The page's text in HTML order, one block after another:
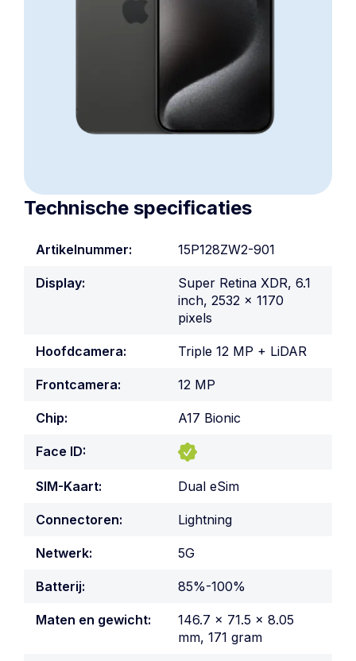
Technische specificaties
Artikelnummer: 15P128ZW2-901
Display:
Super Retina XDR, 6.1
inch, 2532 x 1170
pixels
Hoofdcamera: Triple 12 MP + LiDAR
Frontcamera: 12 MP
Chip: A17 Bionic
Face ID:
SIM-Kaart: Dual eSim
Connectoren: Lightning
Netwerk: 5G
Batterij: 85%-100%
Maten en gewicht:
146.7 x 71.5 x 8.05
mm, 171 gram